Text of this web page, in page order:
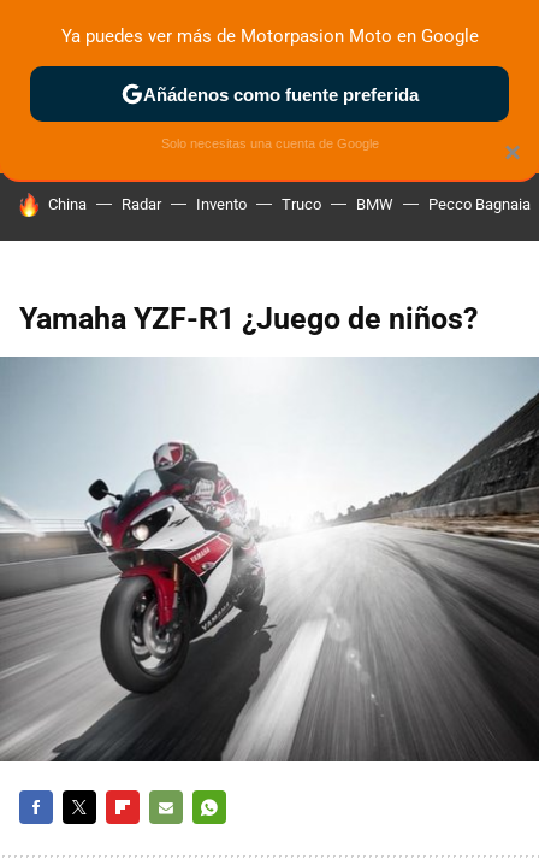
ZONA DE PRUEBAS DEPORTIVAS MOTOS ELÉCTRICAS
HOY SE HABLA DE
China Radar Invento Truco BMW Pecco Bagnaia
Yamaha YZF-R1 ¿Juego de niños?
×
Ya puedes ver más de Motorpasion Moto en Google
Añádenos como fuente preferida
Solo necesitas una cuenta de Google